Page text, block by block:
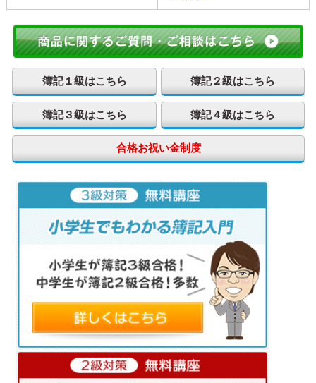
簿記１級はこちら 簿記２級はこちら
簿記３級はこちら 簿記４級はこちら
合格お祝い金制度